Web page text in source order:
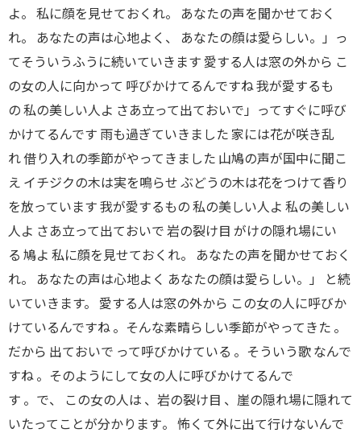
よ。 私に顔を見せておくれ。
あなたの声を聞かせておく
れ。 あなたの声は心地よく 、 あなたの顔は愛らしい。」
っ
てそういうふうに続いていきます 愛する人は窓の外から こ
の女の人に向かって 呼びかけてるんですね 我が愛するも
の 私の美しい人よ さあ立って出ておいで」ってすぐに呼び
かけてるんです 雨も過ぎていきました 家には花が咲き乱
れ 借り入れの季節がやってきました 山鳩の声が国中に聞こ
え イチジクの木は実を鳴らせ ぶどうの木は花をつけて香り
を放っています 我が愛するもの 私の美しい人よ 私の美しい
人よ さあ立って出ておいで 岩の裂け目 がけの隠れ場にい
る 鳩よ 私に顔を見せておくれ。 あなたの声を聞かせておく
れ。 あなたの声は心地よく あなたの顔は愛らしい。」 と続
いていきます。 愛する人は窓の外から この女の人に呼びか
けているんですね 。
そんな素晴らしい季節がやってきた 。
だから 出ておいで って呼びかけている 。
そういう歌 なんで
すね 。
そのようにして女の人に呼びかけてるんで
す 。 で、 この女の人は 、 岩の裂け目 、 崖の隠れ場に隠れて
いたってことが分かります。
怖くて外に出て行けないんで